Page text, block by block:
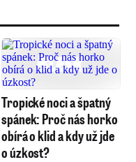
Tropické noci a špatný
spánek: Proč nás horko
obírá o klid a kdy už jde
o úzkost?